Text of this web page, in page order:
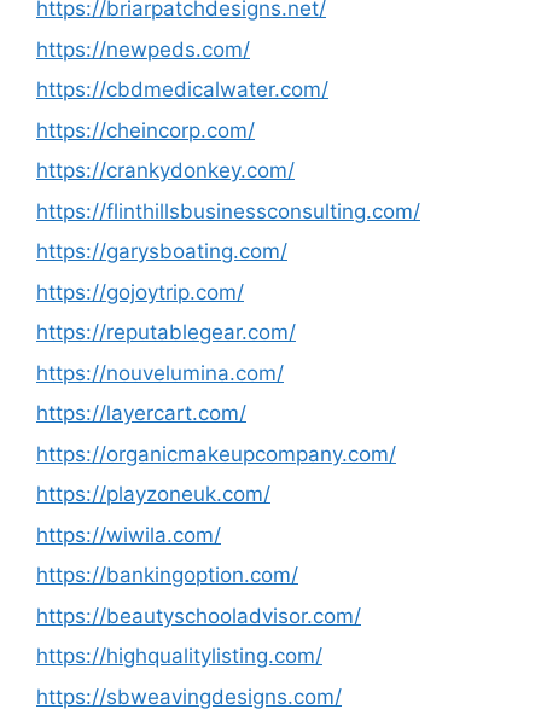
https://briarpatchdesigns.net/
https://newpeds.com/
https://cbdmedicalwater.com/
https://cheincorp.com/
https://crankydonkey.com/
https://flinthillsbusinessconsulting.com/
https://garysboating.com/
https://gojoytrip.com/
https://reputablegear.com/
https://nouvelumina.com/
https://layercart.com/
https://organicmakeupcompany.com/
https://playzoneuk.com/
https://wiwila.com/
https://bankingoption.com/
https://beautyschooladvisor.com/
https://highqualitylisting.com/
https://sbweavingdesigns.com/